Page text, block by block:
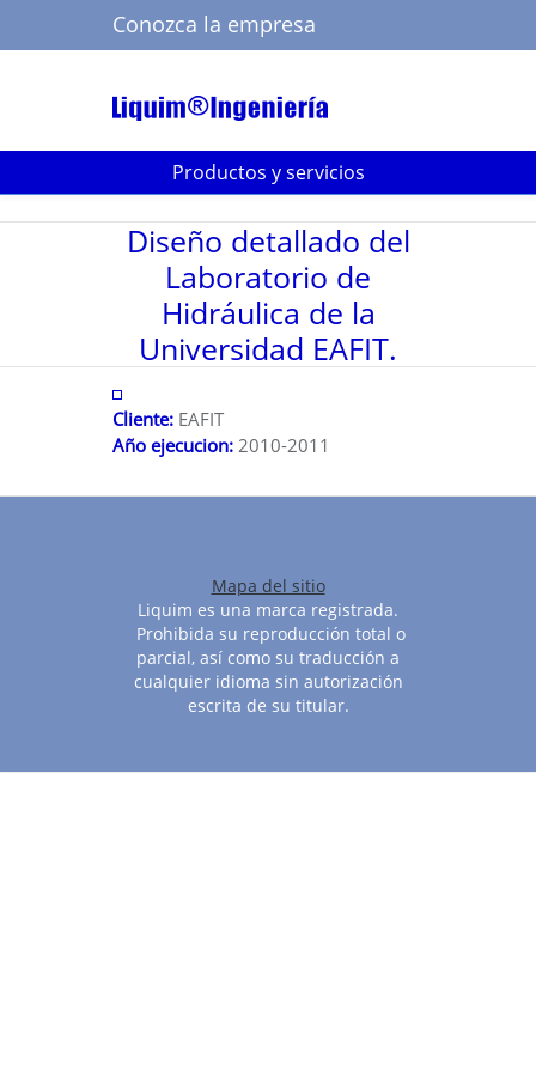
Conozca la empresa
Productos y servicios
Diseño detallado del
Laboratorio de
Hidráulica de la
Universidad EAFIT.
Cliente: EAFIT
Año ejecucion: 2010-2011
Mapa del sitio
Liquim es una marca registrada.
Prohibida su reproducción total o
parcial, así como su traducción a
cualquier idioma sin autorización
escrita de su titular.